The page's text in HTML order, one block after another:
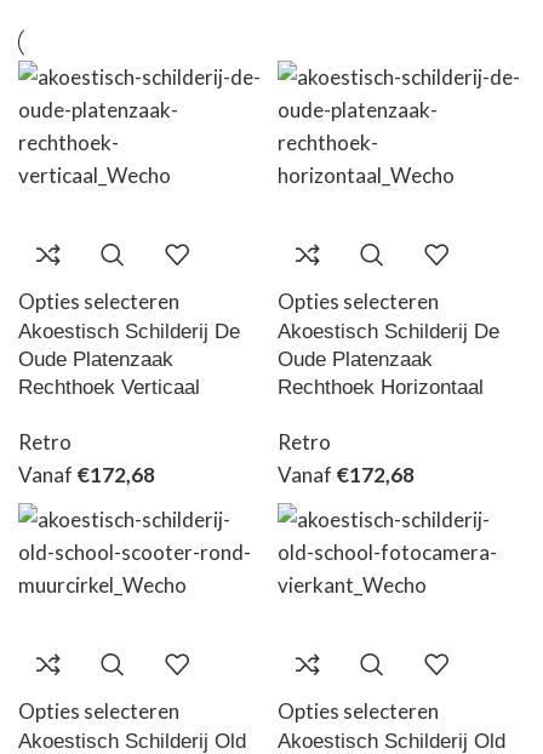
Zilver
Zwart
Opties selecteren
Akoestisch Schilderij De
Oude Platenzaak
Rechthoek Verticaal
Retro
Vanaf €172,68
Opties selecteren
Akoestisch Schilderij De
Oude Platenzaak
Rechthoek Horizontaal
Retro
Vanaf €172,68
Opties selecteren
Akoestisch Schilderij Old
Opties selecteren
Akoestisch Schilderij Old